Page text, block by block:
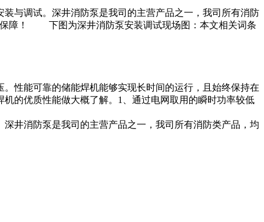
与调试。深井消防泵是我司的主营产品之一，我司所有消防
保障！ 下图为深井消防泵安装调试现场图：本文相关词条
性能可靠的储能焊机能够实现长时间的运行，且始终保持在
的优质性能做大概了解。1、通过电网取用的瞬时功率较低
井消防泵是我司的主营产品之一，我司所有消防类产品，均